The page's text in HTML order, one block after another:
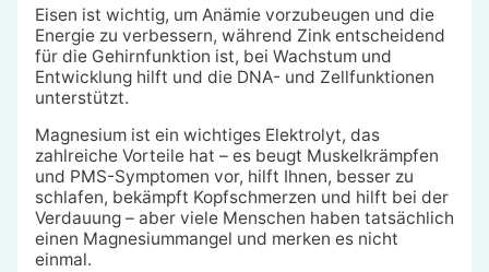
Eisen ist wichtig, um Anämie vorzubeugen und die
Energie zu verbessern, während Zink entscheidend
für die Gehirnfunktion ist, bei Wachstum und
Entwicklung hilft und die DNA- und Zellfunktionen
unterstützt.
Magnesium ist ein wichtiges Elektrolyt, das
zahlreiche Vorteile hat – es beugt Muskelkrämpfen
und PMS-Symptomen vor, hilft Ihnen, besser zu
schlafen, bekämpft Kopfschmerzen und hilft bei der
Verdauung – aber viele Menschen haben tatsächlich
einen Magnesiummangel und merken es nicht
einmal.